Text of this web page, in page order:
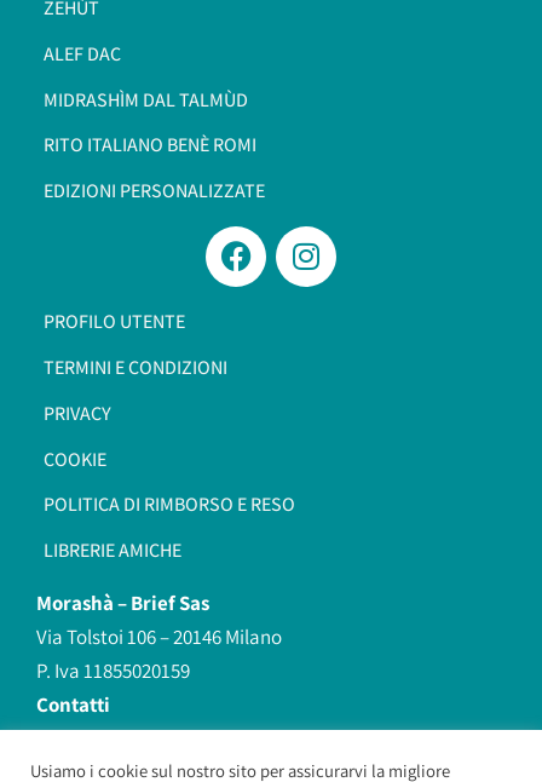
ZEHÙT
ALEF DAC
MIDRASHÌM DAL TALMÙD
RITO ITALIANO BENÈ ROMI​
EDIZIONI PERSONALIZZATE
PROFILO UTENTE
TERMINI E CONDIZIONI
PRIVACY
COOKIE
POLITICA DI RIMBORSO E RESO
LIBRERIE AMICHE
Morashà –Brief Sas
Via Tolstoi 106 – 20146 Milano
P. Iva 11855020159
Contatti
redazione@morasha.it
339 8596707
Usiamo i cookie sul nostro sito per assicurarvi la migliore